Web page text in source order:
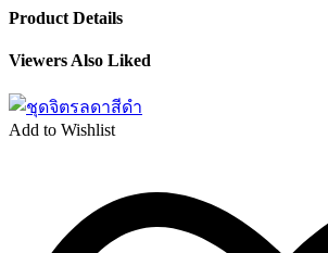
Product Details
Viewers Also Liked
Add to Wishlist